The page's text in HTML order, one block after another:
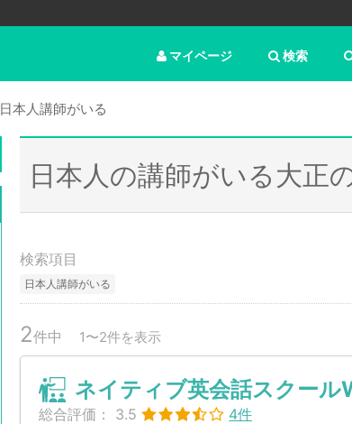
検索
マイページ
日本人講師がいる
日本人の講師がいる大正
検索項目
日本人講師がいる
2件中 1〜2件を表示
ネイティブ英会話スクー
総合評価： 3.5 4件